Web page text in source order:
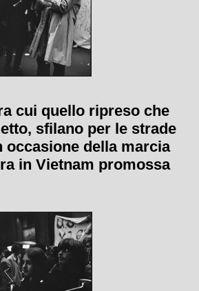
cui quello ripreso che
sfilano per le strade
occasione della marcia
in Vietnam promossa